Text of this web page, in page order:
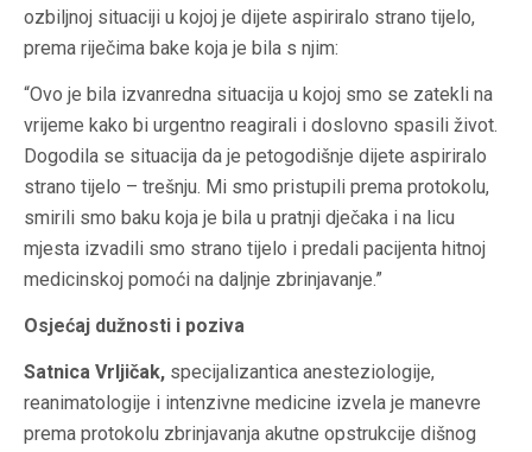
ozbiljnoj situaciji u kojoj je dijete aspiriralo strano tijelo,
prema riječima bake koja je bila s njim:
“Ovo je bila izvanredna situacija u kojoj smo se zatekli na
vrijeme kako bi urgentno reagirali i doslovno spasili život.
Dogodila se situacija da je petogodišnje dijete aspiriralo
strano tijelo – trešnju. Mi smo pristupili prema protokolu,
smirili smo baku koja je bila u pratnji dječaka i na licu
mjesta izvadili smo strano tijelo i predali pacijenta hitnoj
medicinskoj pomoći na daljnje zbrinjavanje.”
Osjećaj dužnosti i poziva
Satnica Vrljičak, specijalizantica anesteziologije,
reanimatologije i intenzivne medicine izvela je manevre
prema protokolu zbrinjavanja akutne opstrukcije dišnog